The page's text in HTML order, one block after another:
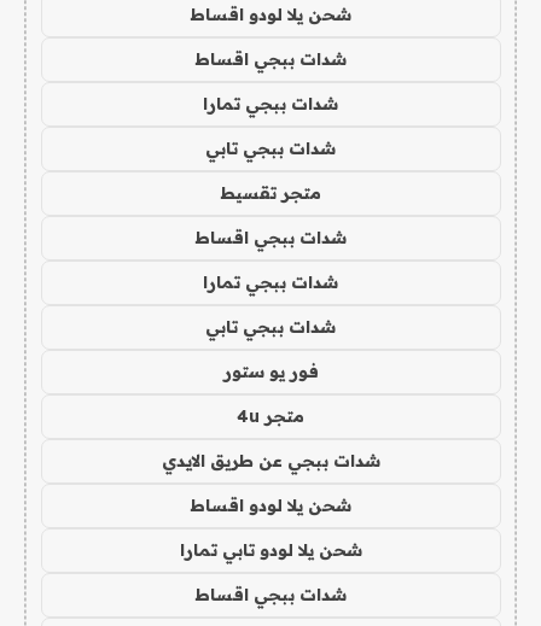
شحن يلا لودو اقساط
شدات ببجي اقساط
شدات ببجي تمارا
شدات ببجي تابي
متجر تقسيط
شدات ببجي اقساط
شدات ببجي تمارا
شدات ببجي تابي
فور يو ستور
متجر 4u
شدات ببجي عن طريق الايدي
شحن يلا لودو اقساط
شحن يلا لودو تابي تمارا
شدات ببجي اقساط